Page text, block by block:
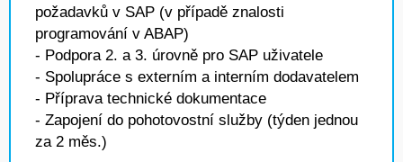
požadavků v SAP (v případě znalosti
programování v ABAP)
- Podpora 2. a 3. úrovně pro SAP uživatele
- Spolupráce s externím a interním dodavatelem
- Příprava technické dokumentace
- Zapojení do pohotovostní služby (týden jednou
za 2 měs.)